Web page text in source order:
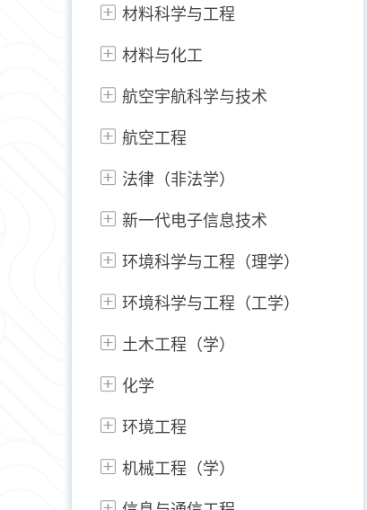
材料科学与工程
材料与化工
航空宇航科学与技术
航空工程
法律（非法学）
新一代电子信息技术
环境科学与工程（理学）
环境科学与工程（工学）
土木工程（学）
化学
环境工程
机械工程（学）